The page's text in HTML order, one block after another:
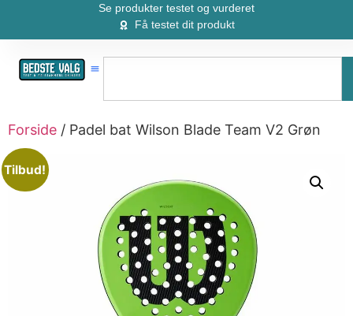
Se produkter testet og vurderet
Få testet dit produkt
Forside / Padel bat Wilson Blade Team V2 Grøn
Tilbud!